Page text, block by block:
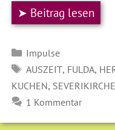
➤ Beitrag lesen
Kategorien
Impulse
SCHLAGWÖRTER
AUSZEIT, FULDA,
KUCHEN, SEVERIKIRCHE
1 Kommentar